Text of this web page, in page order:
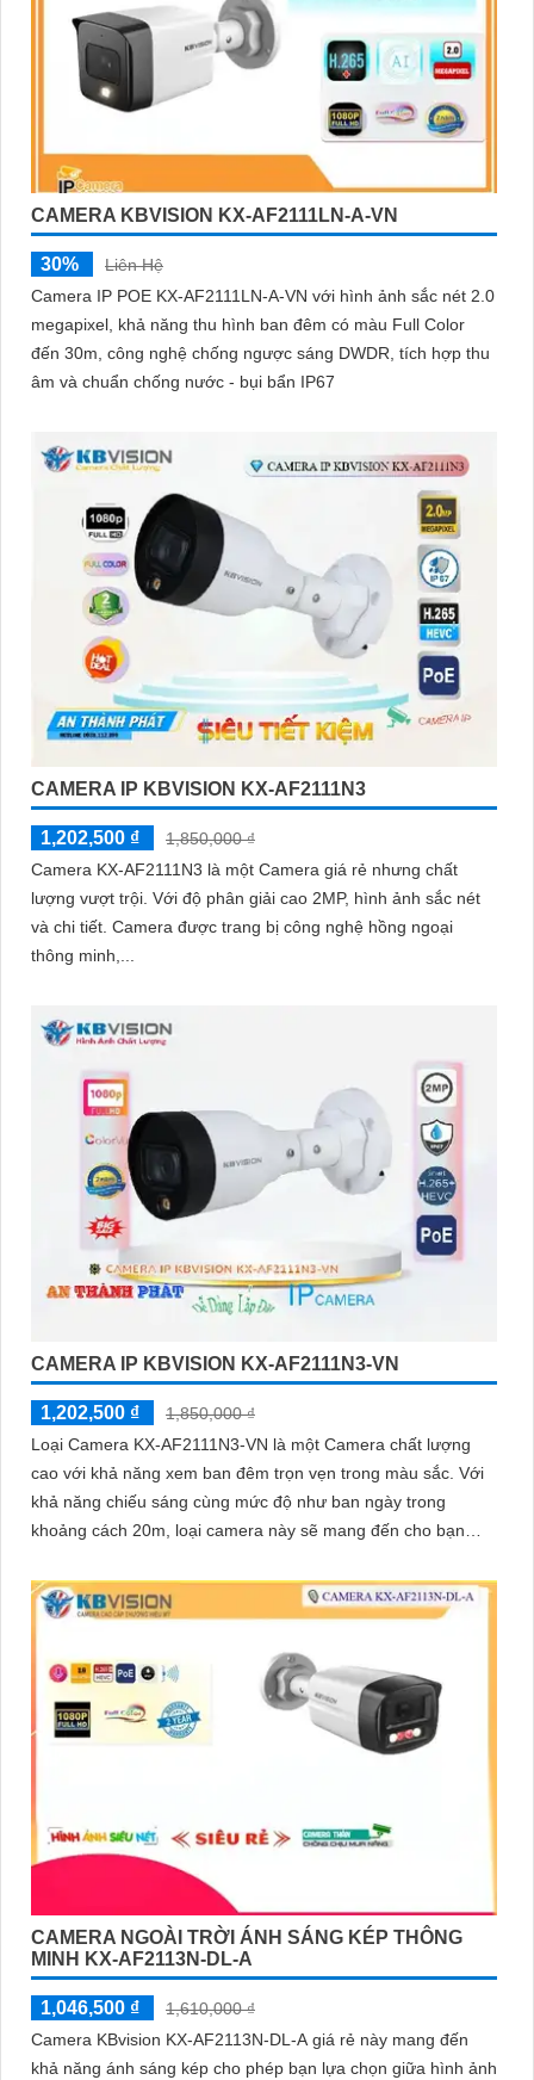
CAMERA KBVISION KX-AF2111LN-A-VN
30%
Liên Hệ
Camera IP POE KX-AF2111LN-A-VN với hình ảnh sắc nét 2.0
megapixel, khả năng thu hình ban đêm có màu Full Color
đến 30m, công nghệ chống ngược sáng DWDR, tích hợp thu
âm và chuẩn chống nước - bụi bẩn IP67
CAMERA IP KBVISION KX-AF2111N3
1,202,500 ₫
1,850,000 ₫
Camera KX-AF2111N3 là một Camera giá rẻ nhưng chất
lượng vượt trội. Với độ phân giải cao 2MP, hình ảnh sắc nét
và chi tiết. Camera được trang bị công nghệ hồng ngoại
thông minh,...
CAMERA IP KBVISION KX-AF2111N3-VN
1,202,500 ₫
1,850,000 ₫
Loại Camera KX-AF2111N3-VN là một Camera chất lượng
cao với khả năng xem ban đêm trọn vẹn trong màu sắc. Với
khả năng chiếu sáng cùng mức độ như ban ngày trong
khoảng cách 20m, loại camera này sẽ mang đến cho bạn
CAMERA NGOÀI TRỜI ÁNH SÁNG KÉP THÔNG
MINH KX-AF2113N-DL-A
1,046,500 ₫
1,610,000 ₫
Camera KBvision KX-AF2113N-DL-A giá rẻ này mang đến
khả năng ánh sáng kép cho phép bạn lựa chọn giữa hình ảnh